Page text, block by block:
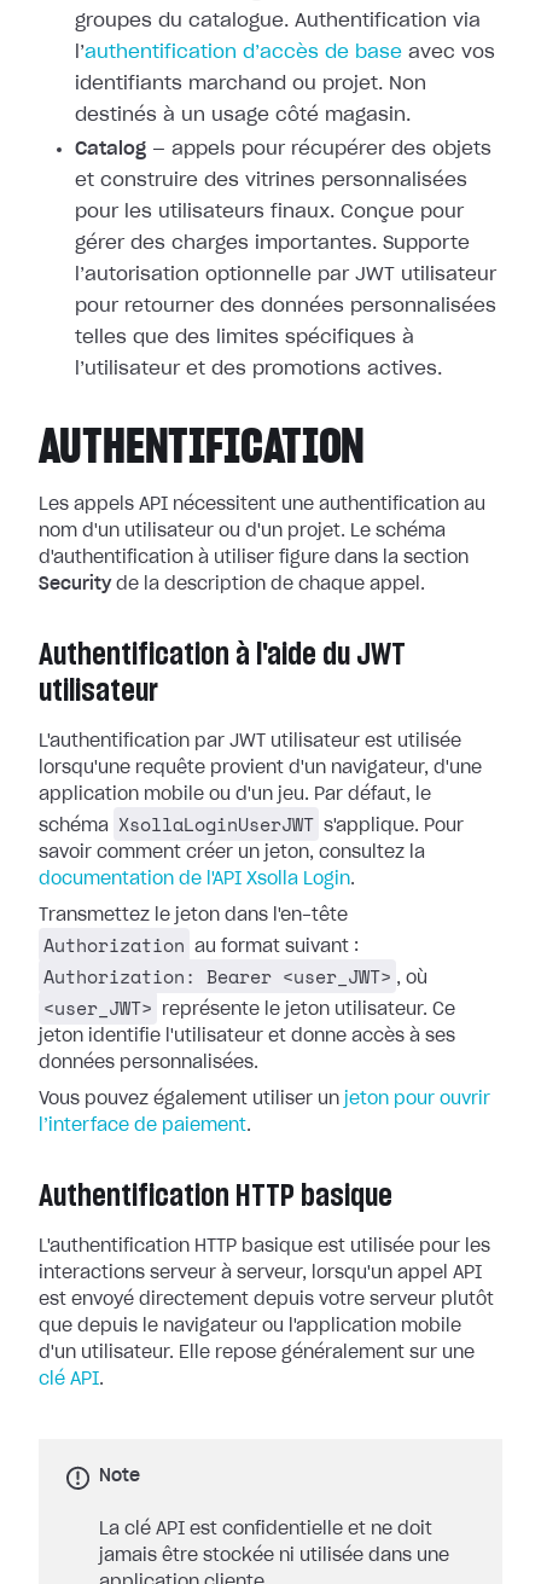
groupes du catalogue. Authentification via
l’authentification d’accès de base avec vos
identifiants marchand ou projet. Non
destinés à un usage côté magasin.
Catalog — appels pour récupérer des objets
et construire des vitrines personnalisées
pour les utilisateurs finaux. Conçue pour
gérer des charges importantes. Supporte
l’autorisation optionnelle par JWT utilisateur
pour retourner des données personnalisées
telles que des limites spécifiques à
l’utilisateur et des promotions actives.
AUTHENTIFICATION
Les appels API nécessitent une authentification au
nom d'un utilisateur ou d'un projet. Le schéma
d'authentification à utiliser figure dans la section
Securityde la description de chaque appel.
Authentification à l'aide du JWT
utilisateur
L'authentification par JWT utilisateur est utilisée
lorsqu'une requête provient d'un navigateur, d'une
application mobile ou d'un jeu. Par défaut, le
schéma
XsollaLoginUserJWT s'applique. Pour
savoir comment créer un jeton, consultez la
documentation de l'API Xsolla Login.
Transmettez le jeton dans l'en-tête
Authorization au format suivant :
Authorization: Bearer <user_JWT> , où
<user_JWT>
représente le jeton utilisateur. Ce
jeton identifie l'utilisateur et donne accès à ses
données personnalisées.
Vous pouvez également utiliser un jeton pour ouvrir
l’interface de paiement.
Authentification HTTP basique
L'authentification HTTP basique est utilisée pour les
interactions serveur à serveur, lorsqu'un appel API
est envoyé directement depuis votre serveur plutôt
que depuis le navigateur ou l'application mobile
d'un utilisateur. Elle repose généralement sur une
clé API.
Note
La clé API est confidentielle et ne doit
jamais être stockée ni utilisée dans une